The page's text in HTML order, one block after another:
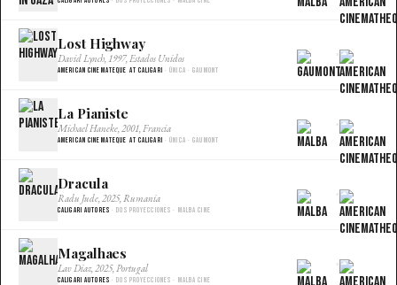
Lost Highway
David Lynch, 1997, Estados Unidos
American Cinemateque at Caligari · Única · Gaumont
×
La Pianiste
Michael Haneke, 2001, Francia
American Cinemateque at Caligari · Única · Gaumont
×
Dracula
Radu Jude, 2025, Rumania
Caligari Autores · Dos proyecciones · Malba Cine
×
Magalhaes
Lav Diaz, 2025, Portugal
Caligari Autores · Dos proyecciones · Malba Cine
×